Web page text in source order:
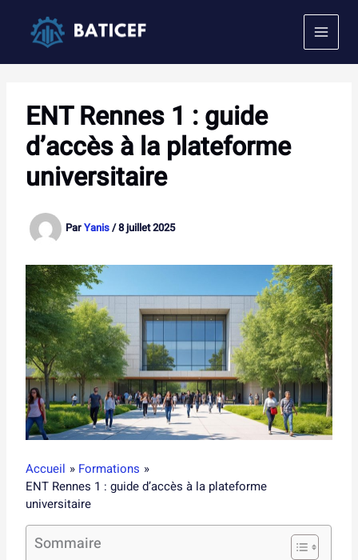
contenu
ENT Rennes 1 : guide
d’accès à la plateforme
universitaire
ParYanis/8 juillet 2025
Accueil
Formations
ENT Rennes 1 : guide d’accès à la plateforme
universitaire
Sommaire